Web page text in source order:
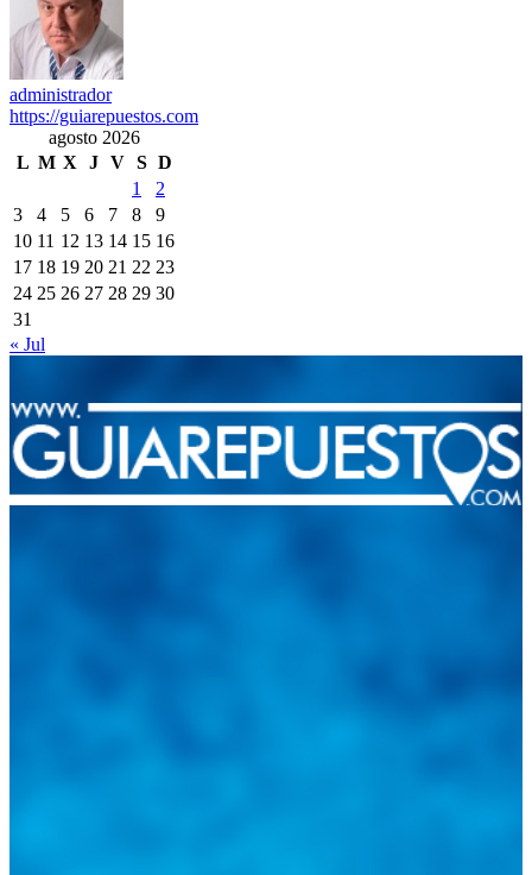
administrador
https://guiarepuestos.com
agosto 2026
L M X J V S D
1
2
3
4 5 6 7 8
9
10 11 12 13 14 15 16
17 18 19 20 21 22 23
24 25 26 27 28 29 30
31
« Jul